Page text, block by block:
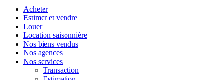
Acheter
Estimer et vendre
Louer
Location saisonnière
Nos biens vendus
Nos agences
Nos services
Transaction